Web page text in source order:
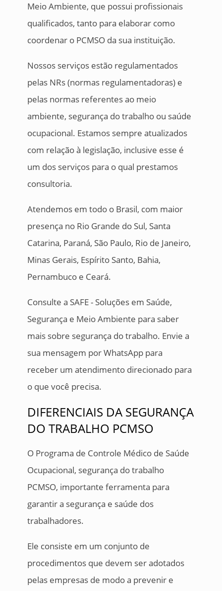
Meio Ambiente, que possui profissionais
qualificados, tanto para elaborar como
coordenar o PCMSO da sua instituição.
Nossos serviços estão regulamentados
pelas NRs (normas regulamentadoras) e
pelas normas referentes ao meio
ambiente, segurança do trabalho ou saúde
ocupacional. Estamos sempre atualizados
com relação à legislação, inclusive esse é
um dos serviços para o qual prestamos
consultoria.
Atendemos em todo o Brasil, com maior
presença no Rio Grande do Sul, Santa
Catarina, Paraná, São Paulo, Rio de Janeiro,
Minas Gerais, Espírito Santo, Bahia,
Pernambuco e Ceará.
Consulte a SAFE - Soluções em Saúde,
Segurança e Meio Ambiente para saber
mais sobre segurança do trabalho. Envie a
sua mensagem por WhatsApp para
receber um atendimento direcionado para
o que você precisa.
DIFERENCIAIS DA SEGURANÇA
DO TRABALHO PCMSO
O Programa de Controle Médico de Saúde
Ocupacional, segurança do trabalho
PCMSO, importante ferramenta para
garantir a segurança e saúde dos
trabalhadores.
Ele consiste em um conjunto de
procedimentos que devem ser adotados
pelas empresas de modo a prevenir e